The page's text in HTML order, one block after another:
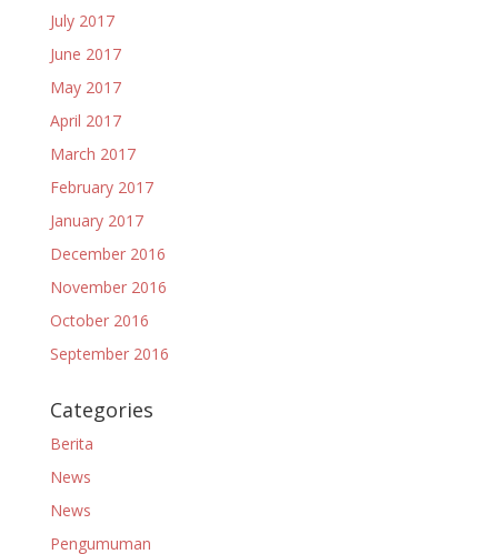
July 2017
June 2017
May 2017
April 2017
March 2017
February 2017
January 2017
December 2016
November 2016
October 2016
September 2016
Categories
Berita
News
News
Pengumuman